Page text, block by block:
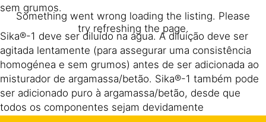
sem grumos.
Sika®-1 deve ser diluído na água. A diluição deve ser
agitada lentamente (para assegurar uma consistência
homogénea e sem grumos) antes de ser adicionada ao
misturador de argamassa/betão. Sika®-1 também pode
ser adicionado puro à argamassa/betão, desde que
todos os componentes sejam devidamente
Something went wrong loading the listing. Please
try refreshing the page.